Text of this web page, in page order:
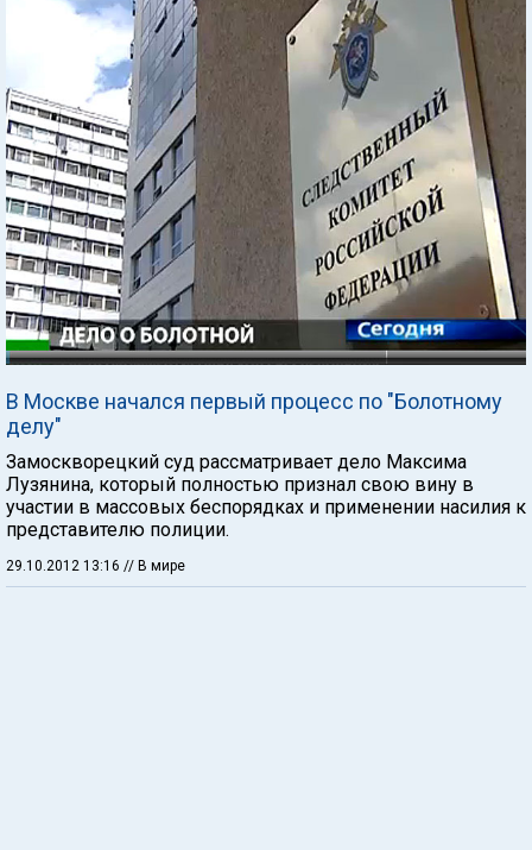
В Москве начался первый процесс по "Болотному
делу"
Замоскворецкий суд рассматривает дело Максима
Лузянина, который полностью признал свою вину в
участии в массовых беспорядках и применении насилия к
представителю полиции.
29.10.2012 13:16 // В мире